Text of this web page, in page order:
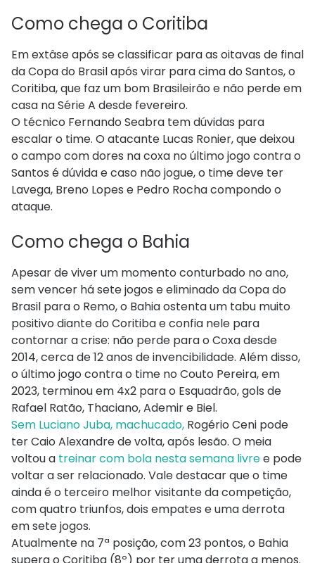
Como chega o Coritiba
Em extâse após se classificar para as oitavas de final
da Copa do Brasil após virar para cima do Santos, o
Coritiba, que faz um bom Brasileirão e não perde em
casa na Série A desde fevereiro.
O técnico Fernando Seabra tem dúvidas para
escalar o time. O atacante Lucas Ronier, que deixou
o campo com dores na coxa no último jogo contra o
Santos é dúvida e caso não jogue, o time deve ter
Lavega, Breno Lopes e Pedro Rocha compondo o
ataque.
Como chega o Bahia
Apesar de viver um momento conturbado no ano,
sem vencer há sete jogos e eliminado da Copa do
Brasil para o Remo, o Bahia ostenta um tabu muito
positivo diante do Coritiba e confia nele para
contornar a crise: não perde para o Coxa desde
2014, cerca de 12 anos de invencibilidade. Além disso,
o último jogo contra o time no Couto Pereira, em
2023, terminou em 4x2 para o Esquadrão, gols de
Rafael Ratão, Thaciano, Ademir e Biel.
Sem Luciano Juba, machucado, Rogério Ceni pode
ter Caio Alexandre de volta, após lesão. O meia
voltou a treinar com bola nesta semana livree pode
voltar a ser relacionado. Vale destacar que o time
ainda é o terceiro melhor visitante da competição,
com quatro triunfos, dois empates e uma derrota
em sete jogos.
Atualmente na 7ª posição, com 23 pontos, o Bahia